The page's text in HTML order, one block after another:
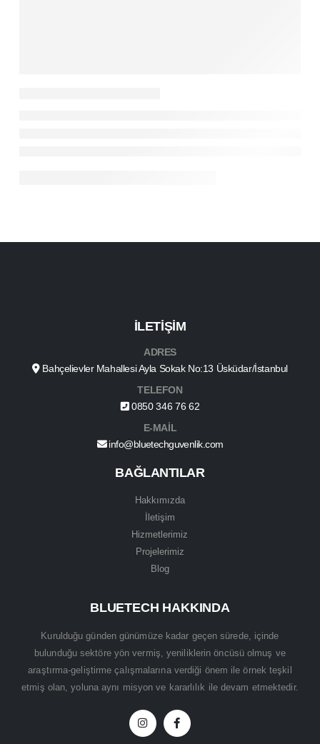
İLETİŞİM
ADRES
Bahçelievler Mahallesi Ayla Sokak No:13 Üsküdar/İstanbul
TELEFON
0850 346 76 62
E-MAİL
info@bluetechguvenlik.com
BAĞLANTILAR
Hakkımızda
İletişim
Hizmetlerimiz
Projelerimiz
Blog
BLUETECH HAKKINDA
Kurulduğu günden günümüze kadar geçen sürede, içinde
bulunduğu sektöre yön vermiş, yeniliklerin öncüsü olmuş ve
araştırma-geliştirme çalışmalarına verdiği önem ile örnek teşkil
etmiş olan, yoluna aynı misyon ve kararlılık ile devam etmektedir.